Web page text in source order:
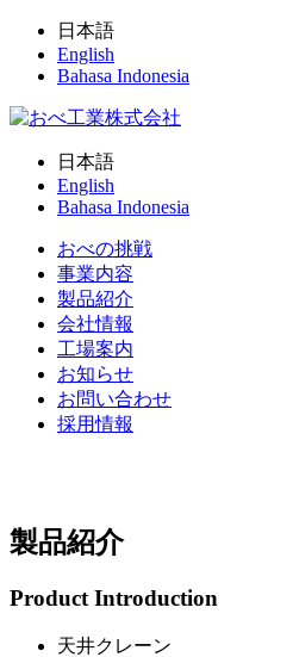
日本語
English
Bahasa Indonesia
日本語
English
Bahasa Indonesia
おべの挑戦
事業内容
製品紹介
会社情報
工場案内
お知らせ
お問い合わせ
採用情報
製品紹介
Product Introduction
天井クレーン